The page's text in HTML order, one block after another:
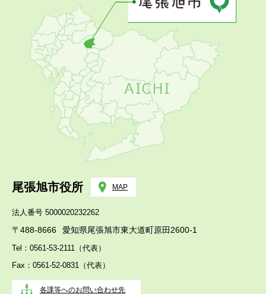
尾張旭市役所 MAP
法人番号 5000020232262
〒488-8666 愛知県尾張旭市東大道町原田2600-1
Tel：0561-53-2111（代表）
Fax：0561-52-0831（代表）
各課等へのお問い合わせ先